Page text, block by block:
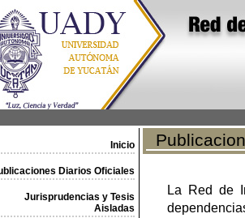
Inicio
Diarios Oficiales
Jurisprudencias y Tesis
Aisladas
La Red de